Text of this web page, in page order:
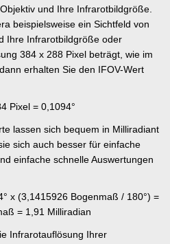
und Ihre Infrarotbildgröße.
beispielsweise ein Sichtfeld von
Ihre Infrarotbildgröße oder
384 x 288 Pixel beträgt, wie im
erhalten Sie den IFOV-Wert
Pixel = 0,1094°
lassen sich bequem in Milliradiant
sich auch besser für einfache
einfache schnelle Auswertungen
x (3,1415926 Bogenmaß / 180°) =
= 1,91 Milliradian
Infrarotauflösung Ihrer